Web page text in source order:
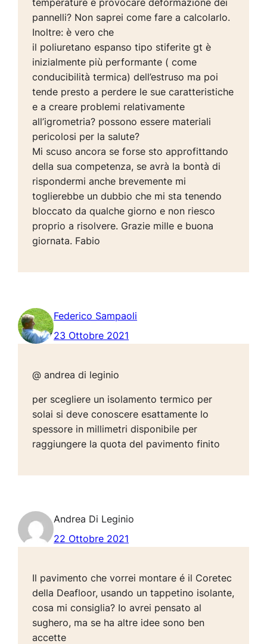
pannelli? Non saprei come fare a calcolarlo.
Inoltre: è vero che
il poliuretano espanso tipo stiferite gt è
inizialmente più performante ( come
conducibilità termica) dell’estruso ma poi
tende presto a perdere le sue caratteristiche
e a creare problemi relativamente
all’igrometria? possono essere materiali
pericolosi per la salute?
Mi scuso ancora se forse sto approfittando
della sua competenza, se avrà la bontà di
rispondermi anche brevemente mi
toglierebbe un dubbio che mi sta tenendo
bloccato da qualche giorno e non riesco
proprio a risolvere. Grazie mille e buona
giornata. Fabio
Federico Sampaoli
23 Ottobre 2021
@ andrea di leginio
per scegliere un isolamento termico per
solai si deve conoscere esattamente lo
spessore in millimetri disponibile per
raggiungere la quota del pavimento finito
Andrea Di Leginio
22 Ottobre 2021
Il pavimento che vorrei montare é il Coretec
della Deafloor, usando un tappetino isolante,
cosa mi consiglia? Io avrei pensato al
sughero, ma se ha altre idee sono ben
accette